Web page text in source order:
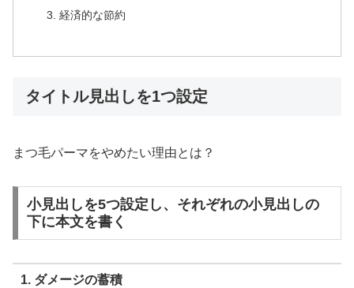
経済的な節約
タイトル見出しを1つ設定
まつ毛パーマをやめたい理由とは？
小見出しを5つ設定し、それぞれの小見出しの
下に本文を書く
1. ダメージの蓄積